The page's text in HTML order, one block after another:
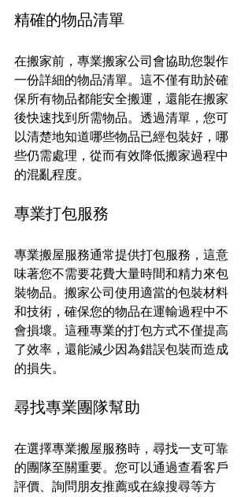
精確的物品清單
在搬家前，專業搬家公司會協助您製作
一份詳細的物品清單。這不僅有助於確
保所有物品都能安全搬運，還能在搬家
後快速找到所需物品。透過清單，您可
以清楚地知道哪些物品已經包裝好，哪
些仍需處理，從而有效降低搬家過程中
的混亂程度。
專業打包服務
專業搬屋服務通常提供打包服務，這意
味著您不需要花費大量時間和精力來包
裝物品。搬家公司使用適當的包裝材料
和技術，確保您的物品在運輸過程中不
會損壞。這種專業的打包方式不僅提高
了效率，還能減少因為錯誤包裝而造成
的損失。
尋找專業團隊幫助
在選擇專業搬屋服務時，尋找一支可靠
的團隊至關重要。您可以通過查看客戶
評價、詢問朋友推薦或在線搜尋等方